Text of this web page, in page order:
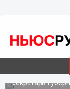
себя
Об этом в
смыслом»
Правительства
секретарь